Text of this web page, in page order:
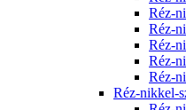
Réz-
Réz-
Réz-
Réz-
Réz-
Réz-nikkel-